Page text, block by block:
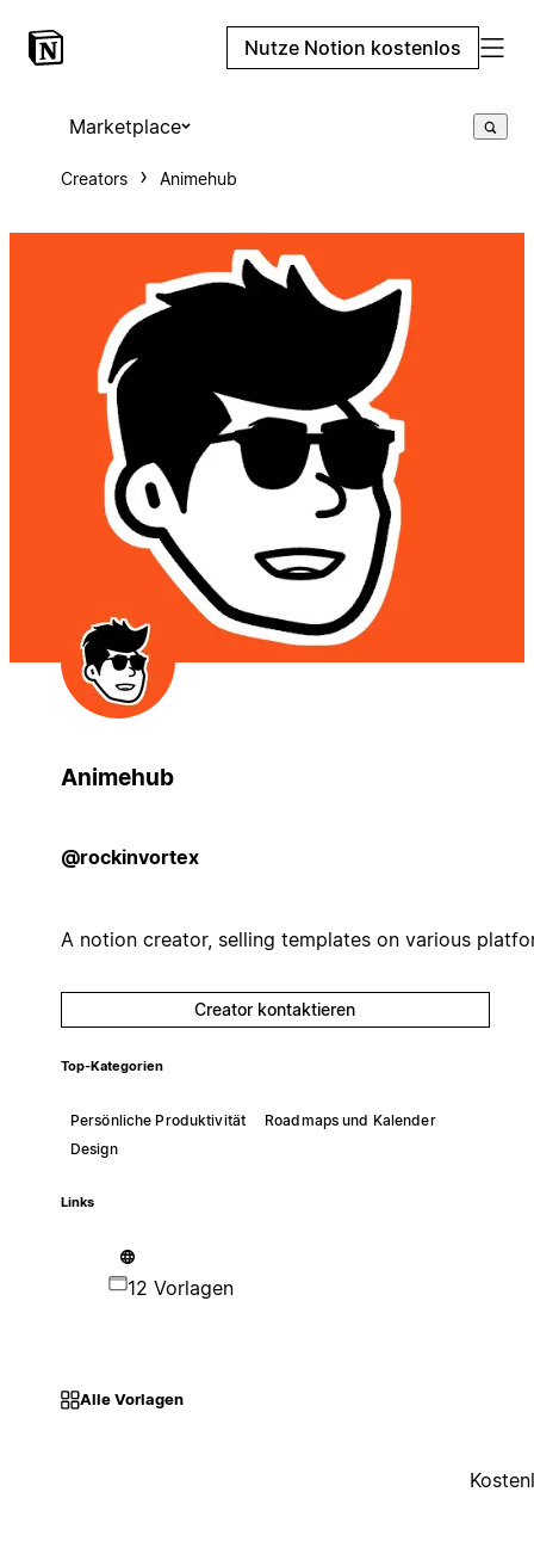
Nutze Notion kostenlos
Marketplace
Creators Animehub
Animehub
@rockinvortex
A notion creator, selling templates on various
Creator kontaktieren
Top-Kategorien
Persönliche Produktivität
Roadmaps und Kalender
Design
Links
12 Vorlagen
Alle Vorlagen